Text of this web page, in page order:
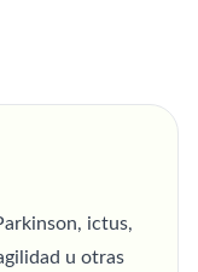
ictus,
u otras